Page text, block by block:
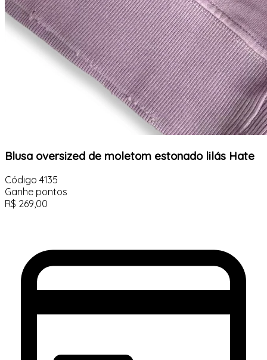
Blusa oversized de moletom estonado lilás Hate
Código 4135
Ganhe pontos
R$ 269,00